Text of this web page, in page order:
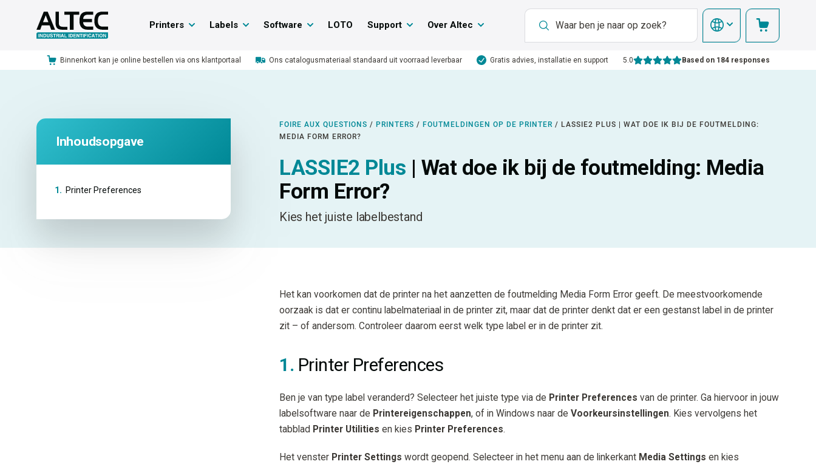
Printers Labels Software LOTO Support Over Altec
Binnenkort kan je online bestellen via ons klantportaal Ons catalogusmateriaal standaard uit voorraad leverbaar Gratis advies, installatie en support 5.0 Based on 184 responses
Inhoudsopgave
1. Printer Preferences
FOIRE AUX QUESTIONS / PRINTERS / FOUTMELDINGEN OP DE PRINTER / LASSIE2 PLUS | WAT DOE IK BIJ DE FOUTMELDING:
MEDIA FORM ERROR?
LASSIE2 Plus | Wat doe ik bij de foutmelding: Media
Form Error?
Kies het juiste labelbestand
Het kan voorkomen dat de printer na het aanzetten de foutmelding Media Form Error geeft. De meestvoorkomende
oorzaak is dat er continu labelmateriaal in de printer zit, maar dat de printer denkt dat er een gestanst label in de printer
zit – of andersom. Controleer daarom eerst welk type label er in de printer zit.
1. Printer Preferences
Ben je van type label veranderd? Selecteer het juiste type via de Printer Preferences van de printer. Ga hiervoor in jouw
labelsoftware naar de Printereigenschappen, of in Windows naar de Voorkeursinstellingen. Kies vervolgens het
tabblad Printer Utilities en kies Printer Preferences.
Het venster Printer Settings wordt geopend. Selecteer in het menu aan de linkerkant Media Settings en kies